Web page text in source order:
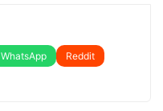
WhatsApp
Reddit